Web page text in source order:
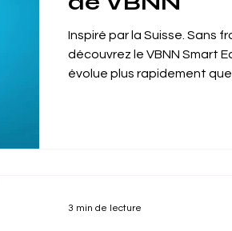
Inspiré par la Suisse. Sans
découvrez le VBNN Smart
évolue plus rapidement
prochaine générat
3 min de lecture